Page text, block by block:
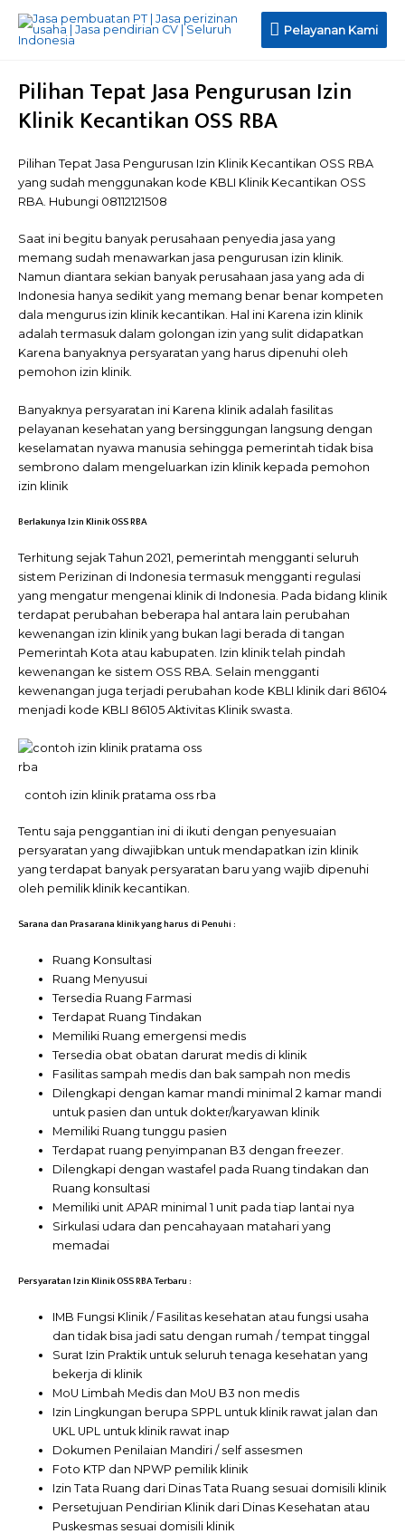
Pelayanan
Pelayanan Kami
Pilihan Tepat Jasa Pengurusan Izin
Klinik Kecantikan OSS RBA
Pilihan Tepat Jasa Pengurusan Izin Klinik Kecantikan OSS RBA
yang sudah menggunakan kode KBLI Klinik Kecantikan OSS
RBA. Hubungi 08112121508
Saat ini begitu banyak perusahaan penyedia jasa yang
memang sudah menawarkan jasa pengurusan izin klinik.
Namun diantara sekian banyak perusahaan jasa yang ada di
Indonesia hanya sedikit yang memang benar benar kompeten
dala mengurus izin klinik kecantikan. Hal ini Karena izin klinik
adalah termasuk dalam golongan izin yang sulit didapatkan
Karena banyaknya persyaratan yang harus dipenuhi oleh
pemohon izin klinik.
Banyaknya persyaratan ini Karena klinik adalah fasilitas
pelayanan kesehatan yang bersinggungan langsung dengan
keselamatan nyawa manusia sehingga pemerintah tidak bisa
sembrono dalam mengeluarkan izin klinik kepada pemohon
izin klinik
Berlakunya Izin Klinik OSS RBA
Terhitung sejak Tahun 2021, pemerintah mengganti seluruh
sistem Perizinan di Indonesia termasuk mengganti regulasi
yang mengatur mengenai klinik di Indonesia. Pada bidang klinik
terdapat perubahan beberapa hal antara lain perubahan
kewenangan izin klinik yang bukan lagi berada di tangan
Pemerintah Kota atau kabupaten. Izin klinik telah pindah
kewenangan ke sistem OSS RBA. Selain mengganti
kewenangan juga terjadi perubahan kode KBLI klinik dari 86104
menjadi kode KBLI 86105 Aktivitas Klinik swasta.
contoh izin klinik pratama oss rba
Tentu saja penggantian ini di ikuti dengan penyesuaian
persyaratan yang diwajibkan untuk mendapatkan izin klinik
yang terdapat banyak persyaratan baru yang wajib dipenuhi
oleh pemilik klinik kecantikan.
Sarana dan Prasarana klinik yang harus di Penuhi :
Ruang Konsultasi
Ruang Menyusui
Tersedia Ruang Farmasi
Terdapat Ruang Tindakan
Memiliki Ruang emergensi medis
Tersedia obat obatan darurat medis di klinik
Fasilitas sampah medis dan bak sampah non medis
Dilengkapi dengan kamar mandi minimal 2 kamar mandi
untuk pasien dan untuk dokter/karyawan klinik
Memiliki Ruang tunggu pasien
Terdapat ruang penyimpanan B3 dengan freezer.
Dilengkapi dengan wastafel pada Ruang tindakan dan
Ruang konsultasi
Memiliki unit APAR minimal 1 unit pada tiap lantai nya
Sirkulasi udara dan pencahayaan matahari yang
memadai
Persyaratan Izin Klinik OSS RBA Terbaru :
IMB Fungsi Klinik / Fasilitas kesehatan atau fungsi usaha
dan tidak bisa jadi satu dengan rumah / tempat tinggal
Surat Izin Praktik untuk seluruh tenaga kesehatan yang
bekerja di klinik
MoU Limbah Medis dan MoU B3 non medis
Izin Lingkungan berupa SPPL untuk klinik rawat jalan dan
UKL UPL untuk klinik rawat inap
Dokumen Penilaian Mandiri / self assesmen
Foto KTP dan NPWP pemilik klinik
Izin Tata Ruang dari Dinas Tata Ruang sesuai domisili klinik
Persetujuan Pendirian Klinik dari Dinas Kesehatan atau
Puskesmas sesuai domisili klinik